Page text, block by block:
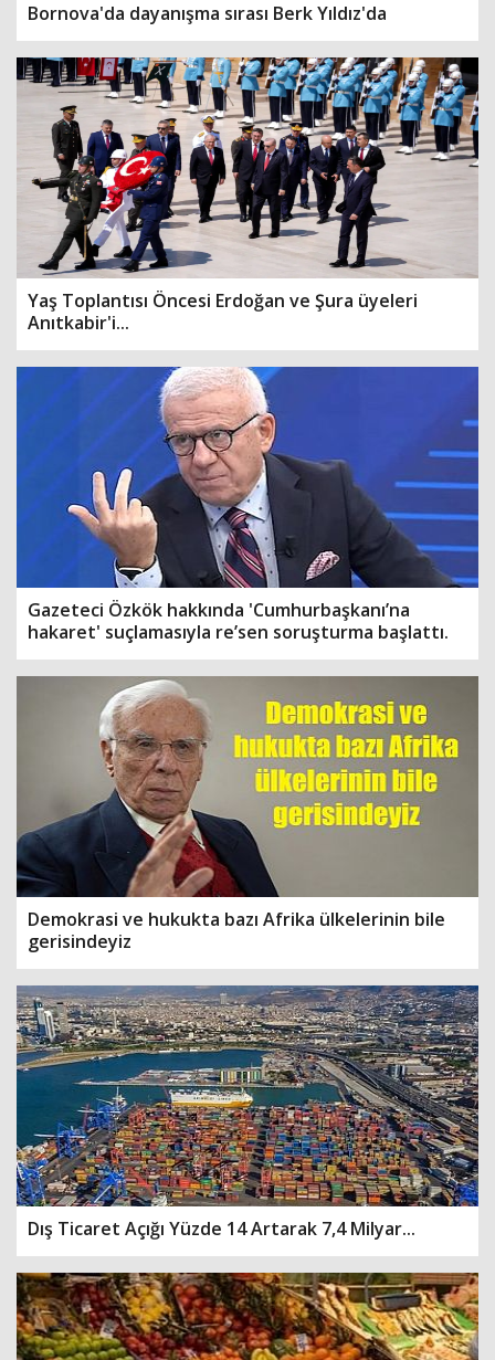
Bornova'da dayanışma sırası Berk Yıldız'da
Yaş Toplantısı Öncesi Erdoğan ve Şura üyeleri
Anıtkabir'i...
Gazeteci Özkök hakkında 'Cumhurbaşkanı’na
hakaret' suçlamasıyla re’sen soruşturma başlattı.
Demokrasi ve hukukta bazı Afrika ülkelerinin bile
gerisindeyiz
Dış Ticaret Açığı Yüzde 14 Artarak 7,4 Milyar...